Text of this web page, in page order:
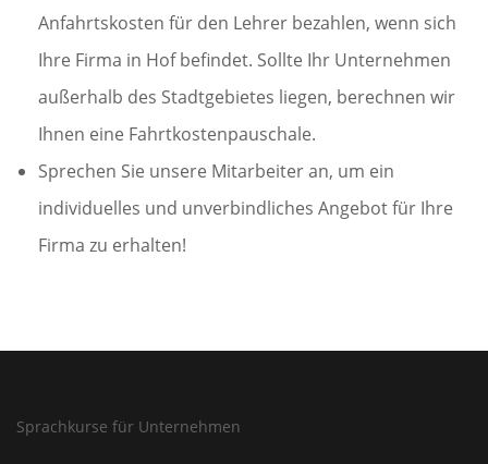
Anfahrtskosten für den Lehrer bezahlen, wenn sich
Ihre Firma in Hof befindet. Sollte Ihr Unternehmen
außerhalb des Stadtgebietes liegen, berechnen wir
Ihnen eine Fahrtkostenpauschale.
Sprechen Sie unsere Mitarbeiter an, um ein
individuelles und unverbindliches Angebot für Ihre
Firma zu erhalten!
Sprachkurse für Unternehmen